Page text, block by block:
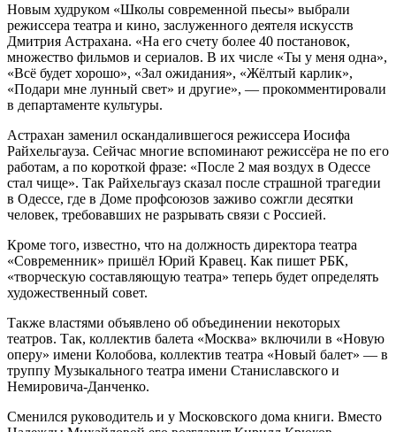
Новым худруком «Школы современной пьесы» выбрали
режиссера театра и кино, заслуженного деятеля искусств
Дмитрия Астрахана. «На его счету более 40 постановок,
множество фильмов и сериалов. В их числе «Ты у меня одна»,
«Всё будет хорошо», «Зал ожидания», «Жёлтый карлик»,
«Подари мне лунный свет» и другие», — прокомментировали
в департаменте культуры.
Астрахан заменил оскандалившегося режиссера Иосифа
Райхельгауза. Сейчас многие вспоминают режиссёра не по его
работам, а по короткой фразе: «После 2 мая воздух в Одессе
стал чище». Так Райхельгауз сказал после страшной трагедии
в Одессе, где в Доме профсоюзов заживо сожгли десятки
человек, требовавших не разрывать связи с Россией.
Кроме того, известно, что на должность директора театра
«Современник» пришёл Юрий Кравец. Как пишет РБК,
«творческую составляющую театра» теперь будет определять
художественный совет.
Также властями объявлено об объединении некоторых
театров. Так, коллектив балета «Москва» включили в «Новую
оперу» имени Колобова, коллектив театра «Новый балет» — в
труппу Музыкального театра имени Станиславского и
Немировича-Данченко.
Сменился руководитель и у Московского дома книги. Вместо